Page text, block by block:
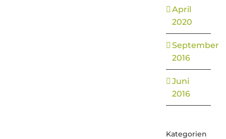
April
2020
September
2016
Juni
2016
Kategorien